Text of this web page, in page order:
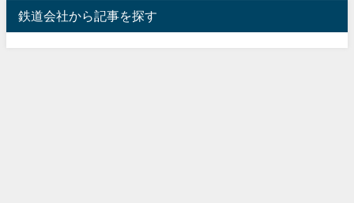
鉄道会社から記事を探す